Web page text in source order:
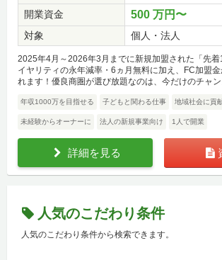
開業資金
500 万円〜
対象 個人・法人
2025年4月～2026年3月までに新規加盟された「先着
イヤリティの永年減率・6ヵ月無料に加え、FC加盟
れます！優良商圏が選び放題なのは、今だけのチャン
年収1000万を目指せる 子どもと関わる仕事 地域社会に貢
未経験からオーナーに 法人の新規事業向け 1人で開業
詳細を見る
人気のこだわり条件
人気のこだわり条件から検索できます。